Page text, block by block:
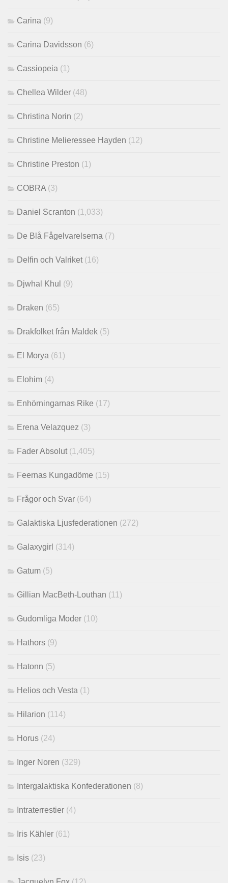
Carina (9)
Carina Davidsson (6)
Cassiopeia (1)
Chellea Wilder (48)
Christina Norin (2)
Christine Melieressee Hayden (12)
Christine Preston (1)
COBRA (3)
Daniel Scranton (1,033)
De Blå Fågelvarelserna (7)
Delfin och Valriket (16)
Djwhal Khul (9)
Draken (65)
Drakfolket från Maldek (5)
El Morya (61)
Elohim (4)
Enhörningarnas Rike (17)
Erena Velazquez (3)
Fader Absolut (1,405)
Feernas Kungadöme (15)
Frågor och Svar (64)
Galaktiska Ljusfederationen (272)
Galaxygirl (314)
Gatum (5)
Gillian MacBeth-Louthan (11)
Gudomliga Moder (10)
Hathors (9)
Hatonn (5)
Helios och Vesta (1)
Hilarion (114)
Horus (24)
Inger Noren (329)
Intergalaktiska Konfederationen (8)
Intraterrestier (4)
Iris Kähler (61)
Isis (23)